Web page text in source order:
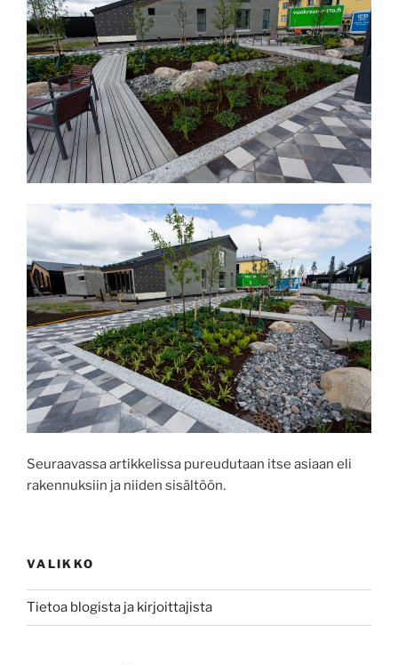
Seuraavassa artikkelissa pureudutaan itse asiaan eli
rakennuksiin ja niiden sisältöön.
VALIKKO
Tietoa blogista ja kirjoittajista